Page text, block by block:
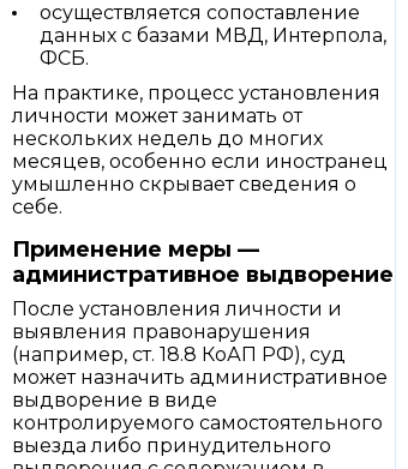
осуществляется сопоставление
данных с базами МВД, Интерпола,
ФСБ.
На практике, процесс установления
личности может занимать от
нескольких недель до многих
месяцев, особенно если иностранец
умышленно скрывает сведения о
себе.
Применение меры —
административное выдворение
После установления личности и
выявления правонарушения
(например, ст. 18.8 КоАП РФ), суд
может назначить административное
выдворение в виде
контролируемого самостоятельного
выезда либо принудительного